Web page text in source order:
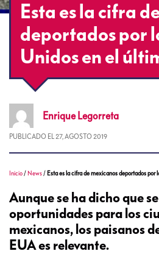
Esta es la cifra
deportados por
Unidos en el
Enrique Legorreta
PUBLICADO EL 27, AGOSTO 2019
Inicio / News / Esta es la cifra de mexicanos deportados por
Aunque se ha dicho que
oportunidades para los
mexicanos, los paisanos
EUA es relevante.